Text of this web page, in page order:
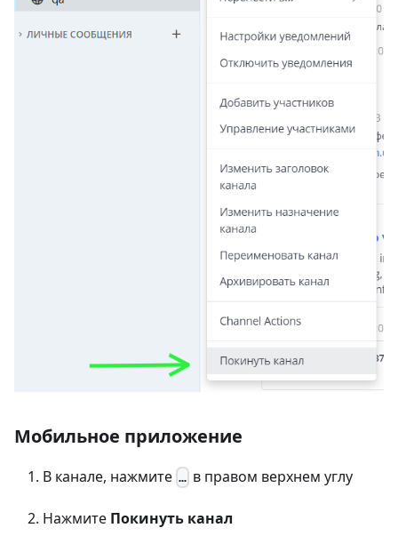
Мобильное приложение
В канале, нажмите … в правом верхнем углу
Нажмите Покинуть канал